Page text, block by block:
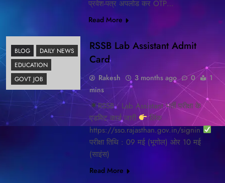
प्रवेश-पत्र अपलोड कर OTP…
Read More
BLOG
DAILY NEWS
EDUCATION
GOVT JOB
RSSB Lab Assistant Admit
Card
Rakesh 3 months ago 0
1
mins
RSSB : Lab Assistant भर्ती परीक्षा के
एडमिट कार्ड जारी
लिंक
https://sso.rajasthan.gov.in/signin
परीक्षा तिथि : 09 मई (भूगोल) ओर 10 मई
(साइंस)
Read More